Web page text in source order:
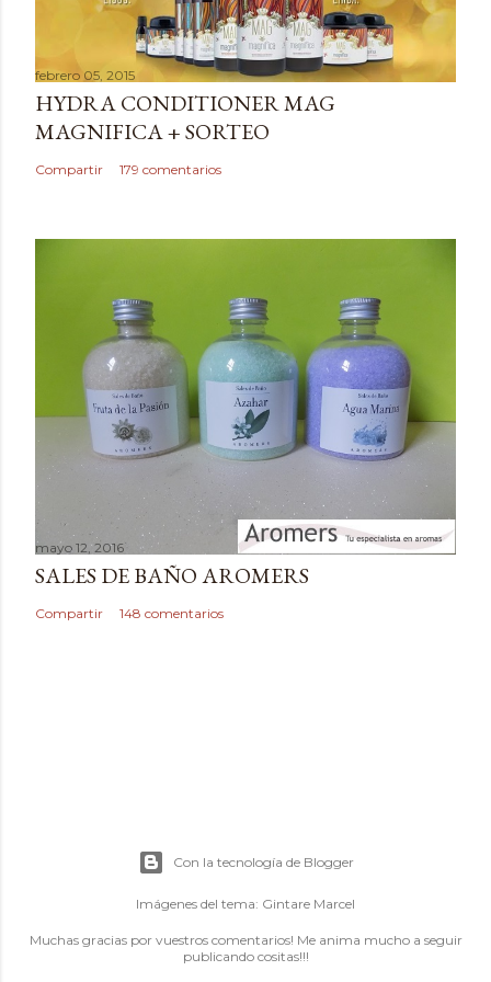
a
r
u
n
c
o
febrero 05, 2015
HYDRA CONDITIONER MAG
MAGNIFICA + SORTEO
Compartir 179 comentarios
mayo 12, 2016
SALES DE BAÑO AROMERS
Compartir 148 comentarios
Con la tecnología de Blogger
Imágenes del tema: Gintare Marcel
Muchas gracias por vuestros comentarios! Me anima mucho a seguir
publicando cositas!!!